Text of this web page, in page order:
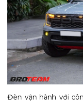
Đèn vận hành với